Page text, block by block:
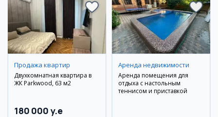
Продажа квартир
Двухкомнатная квартира в
ЖК Parkwood, 63 м2
180 000 y.e
Аренда недвижимости
Аренда помещения для
отдыха с настольным
теннисом и приставкой